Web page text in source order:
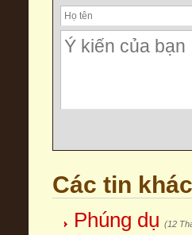
Các tin khác
Phúng dụ (12